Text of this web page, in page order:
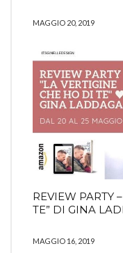
MAGGIO 20, 2019
REVIEW PARTY
TE” DI GINA
MAGGIO 16, 2019